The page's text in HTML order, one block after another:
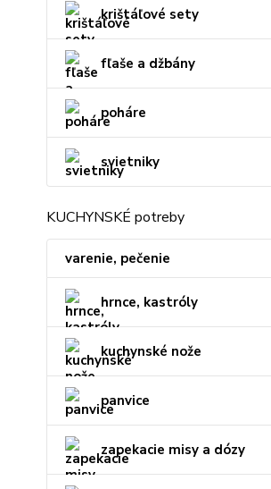
krištáľové sety
fľaše a džbány
poháre
svietniky
KUCHYNSKÉ potreby
varenie, pečenie
hrnce, kastróly
kuchynské nože
panvice
zapekacie misy a dózy